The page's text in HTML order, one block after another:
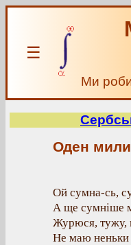
☰
Ми
Оден
Ой сумна-сь,
А ще сумніше
Журюся, тужу,
Не маю неньки